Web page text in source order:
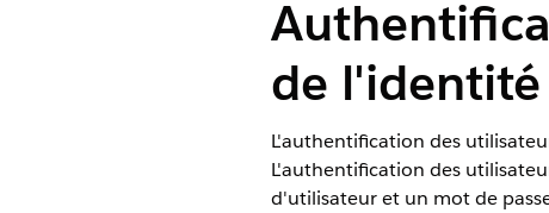
de l'identité
L'authentification des
L'authentification des
d'utilisateur et un mot de